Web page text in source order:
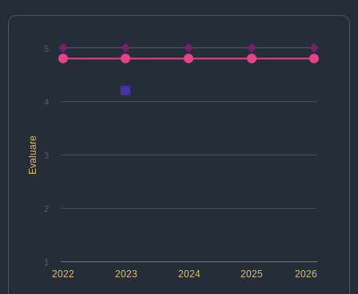
Evaluare
2022 2024 2026
2023 2025
1
2
3
4
5